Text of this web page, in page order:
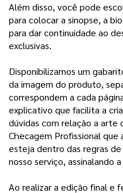
Além disso, você pode
para colocar a sinopse, a
para dar continuidade ao
exclusivas.
Disponibilizamos um
da imagem do produto,
correspondem a cada
explicativo que facilita a
dúvidas com relação a arte
Checagem Profissional que
esteja dentro das regras
nosso serviço, assinalando